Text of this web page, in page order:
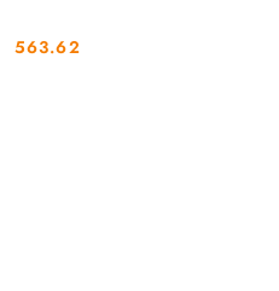
Cena:
563.62